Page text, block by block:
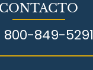
CONTACTO
800-849-5291